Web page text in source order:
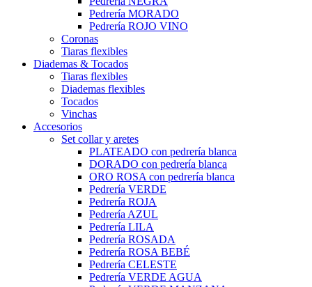
Pedrería MORADO
Pedrería ROJO VINO
Coronas
Tiaras flexibles
Diademas & Tocados
Tiaras flexibles
Diademas flexibles
Tocados
Vinchas
Accesorios
Set collar y aretes
PLATEADO con pedrería blanca
DORADO con pedrería blanca
ORO ROSA con pedrería blanca
Pedrería VERDE
Pedrería ROJA
Pedrería AZUL
Pedrería LILA
Pedrería ROSADA
Pedrería ROSA BEBÉ
Pedrería CELESTE
Pedrería VERDE AGUA